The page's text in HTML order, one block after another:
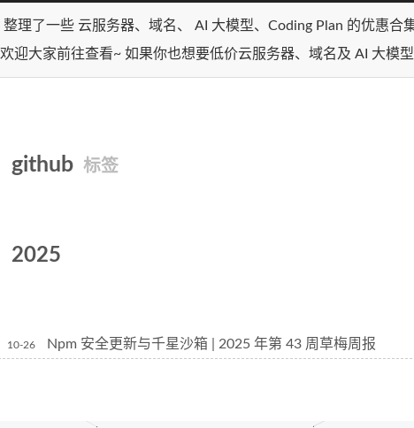
整理了一些 云服务器、域名、 AI 大模型、Coding Plan 的优惠合
欢迎大家前往查看~ 如果你也想要低价云服务器、域名及 AI 大模
github 标签
2025
10-26 Npm 安全更新与千星沙箱 | 2025 年第 43 周草梅周报